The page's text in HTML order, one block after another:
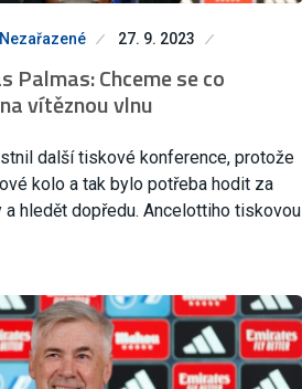
Nezařazené 27. 9. 2023
Palmas: Chceme se co
vítěznou vlnu
další tiskové konference, protože
kolo a tak bylo potřeba hodit za
a hledět dopředu. Ancelottiho tiskovou